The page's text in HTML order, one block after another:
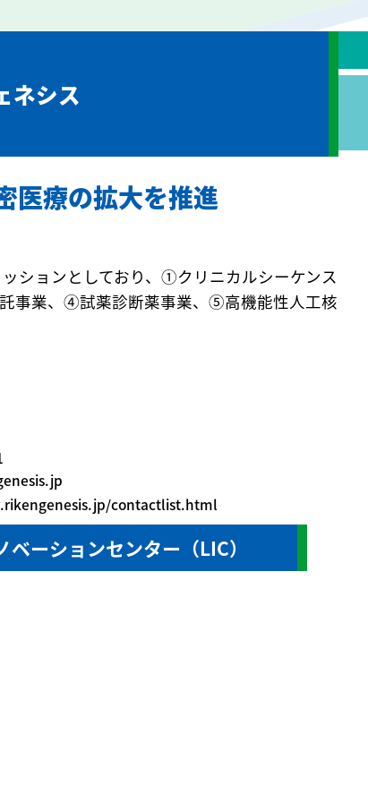
ネシス
医療の拡大を推進
ションとしており、①クリニカルシーケンス
事業、④試薬診断薬事業、⑤高機能性人工核
contactlist.html
ベーションセンター（LIC）